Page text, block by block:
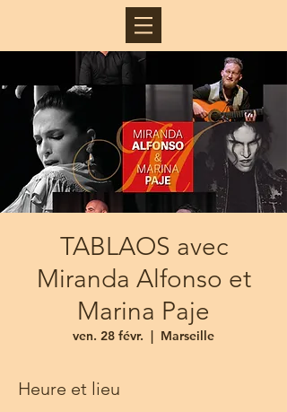
TABLAOS avec
Miranda Alfonso et
Marina Paje
ven. 28 févr.
  |
Marseille
Heure et lieu